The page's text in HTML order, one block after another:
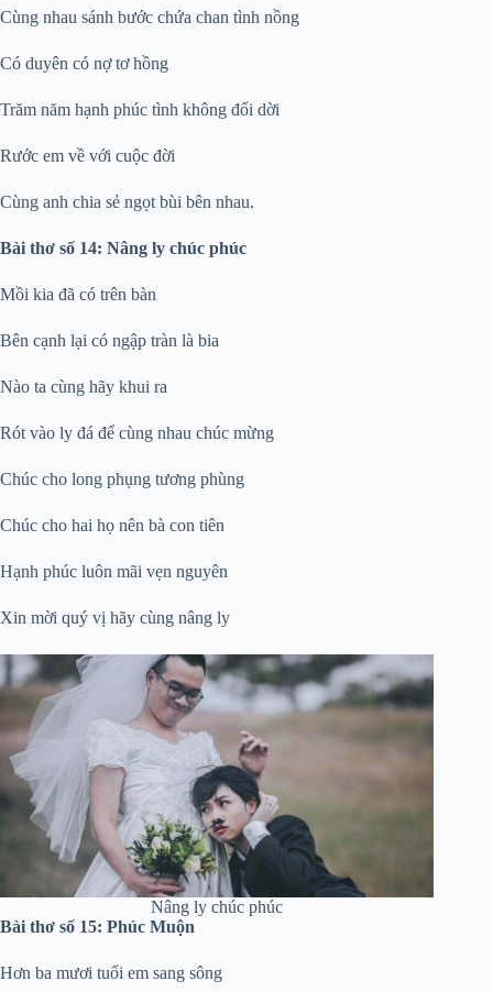
Cùng nhau sánh bước chứa chan tình nồng
Có duyên có nợ tơ hồng
Trăm năm hạnh phúc tình không đổi dời
Rước em về với cuộc đời
Cùng anh chia sẻ ngọt bùi bên nhau.
Bài thơ số 14: Nâng ly chúc phúc
Mồi kia đã có trên bàn
Bên cạnh lại có ngập tràn là bia
Nào ta cùng hãy khui ra
Rót vào ly đá để cùng nhau chúc mừng
Chúc cho long phụng tương phùng
Chúc cho hai họ nên bà con tiên
Hạnh phúc luôn mãi vẹn nguyên
Xin mời quý vị hãy cùng nâng ly
Nâng ly chúc phúc
Bài thơ số 15: Phúc Muộn
Hơn ba mươi tuổi em sang sông